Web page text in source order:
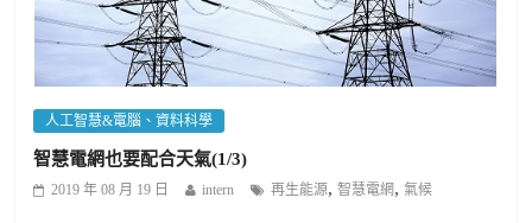
人工智慧&電腦、資料科學
智慧電網也要配合天氣(1/3)
2019 年 08 月 19 日 intern 再生能源,智慧電網 ,氣候